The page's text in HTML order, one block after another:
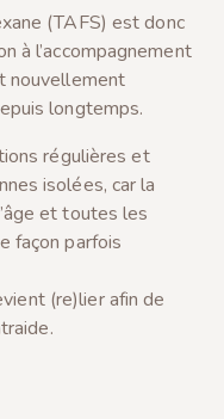
(TAFS) est donc
à l’accompagnement
nouvellement
longtemps.
régulières et
isolées, car la
et toutes les
façon parfois
(re)lier afin de